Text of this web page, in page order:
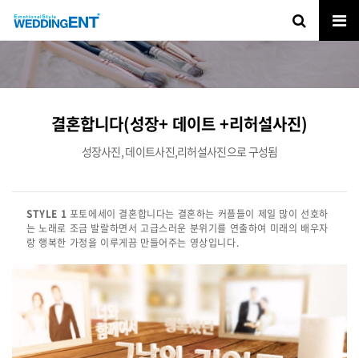
결혼합니다(성장+ 데이트 +리허설사진)
성장사진, 데이트사진,리허설사진으로 구성됨
STYLE 1 포토에세이 결혼합니다는 결혼하는 커플들이 제일 많이 선호하
는 노래로 조금 발랄하면서 고급스러운 분위기를 연출하여 미래의 배우자
랑 행복한 가정을 이루게끔 만들어주는 영상입니다.